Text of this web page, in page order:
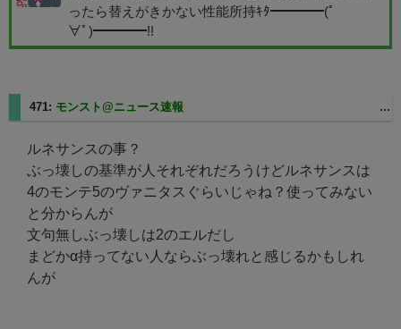
ったら替えがきかない性能所持ｷﾀ━━━━(ﾟ
∀ﾟ)━━━━!!
471: モンスト@ニュース速報
ルネサンスの事？
ぶっ壊しの基準が人それぞれだろうけどルネサンスは
4のモンテ5のヴァニタスぐらいじゃね？使ってみない
と分からんが
文句無しぶっ壊しは2のエルだし
まどかα持ってない人ならぶっ壊れと感じるかもしれ
んが